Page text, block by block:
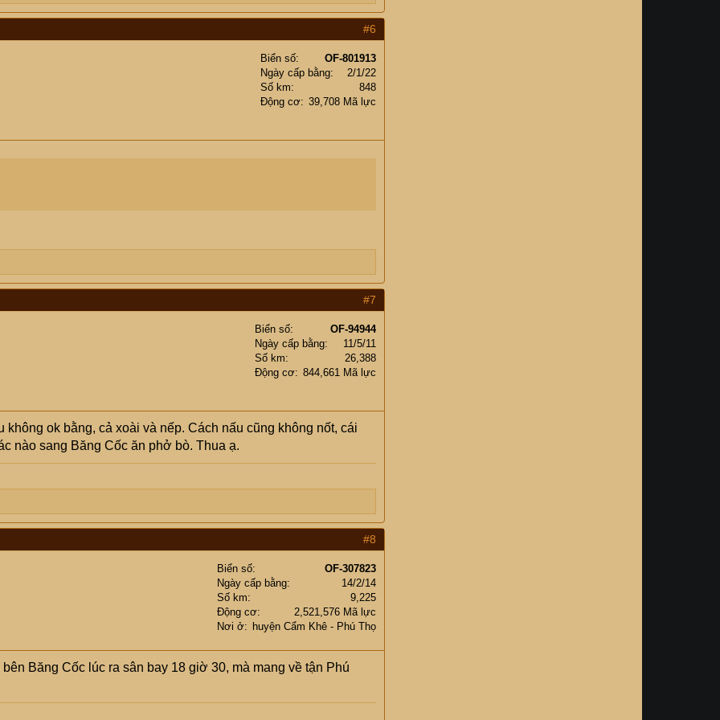
#6
Biển số
OF-801913
Ngày cấp bằng
2/1/22
Số km
848
Động cơ
39,708 Mã lực
#7
Biển số
OF-94944
Ngày cấp bằng
11/5/11
Số km
26,388
Động cơ
844,661 Mã lực
ok bằng, cả xoài và nếp. Cách nấu cũng không nốt, cái
nào sang Băng Cốc ăn phở bò. Thua ạ.
#8
Biển số
OF-307823
Ngày cấp bằng
14/2/14
Số km
9,225
Động cơ
2,521,576 Mã lực
Nơi ở
huyện Cẩm Khê - Phú Thọ
Băng Cốc lúc ra sân bay 18 giờ 30, mà mang về tận Phú